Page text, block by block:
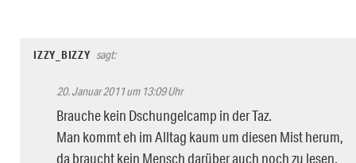
IZZY_BIZZY sagt:
20. Januar 2011 um 13:09 Uhr
Brauche kein Dschungelcamp in der Taz.
Man kommt eh im Alltag kaum um diesen Mist herum,
da braucht kein Mensch darüber auch noch zu lesen.